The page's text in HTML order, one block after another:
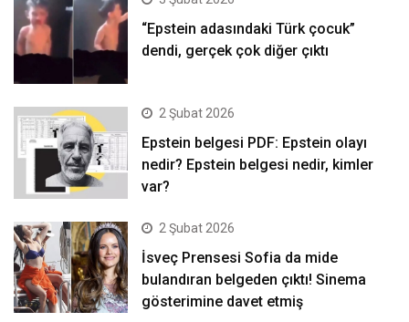
“Epstein adasındaki Türk çocuk”
dendi, gerçek çok diğer çıktı
2 Şubat 2026
Epstein belgesi PDF: Epstein olayı
nedir? Epstein belgesi nedir, kimler
var?
2 Şubat 2026
İsveç Prensesi Sofia da mide
bulandıran belgeden çıktı! Sinema
gösterimine davet etmiş